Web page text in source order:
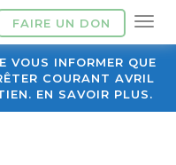
FAIRE UN DON
VOUS INFORMER QUE
COURANT AVRIL
EN SAVOIR PLUS.